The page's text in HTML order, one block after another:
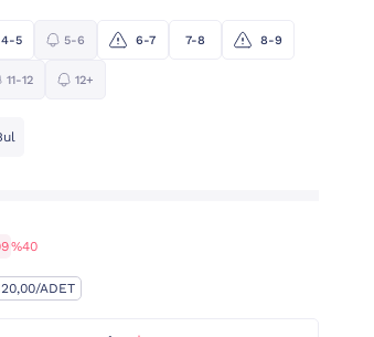
4-5 5-6 6-7 7-8 8-9
11-12 12+
%40
ADET